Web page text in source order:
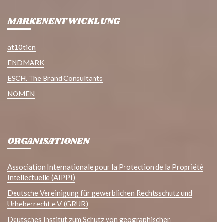
MARKENENTWICKLUNG
at10tion
ENDMARK
ESCH. The Brand Consultants
NOMEN
ORGANISATIONEN
Association Internationale pour la Protection de la Propriété
Intellectuelle (AIPPI)
Deutsche Vereinigung für gewerblichen Rechtsschutz und
Urheberrecht e.V. (GRUR)
Deutsches Institut zum Schutz von geographischen